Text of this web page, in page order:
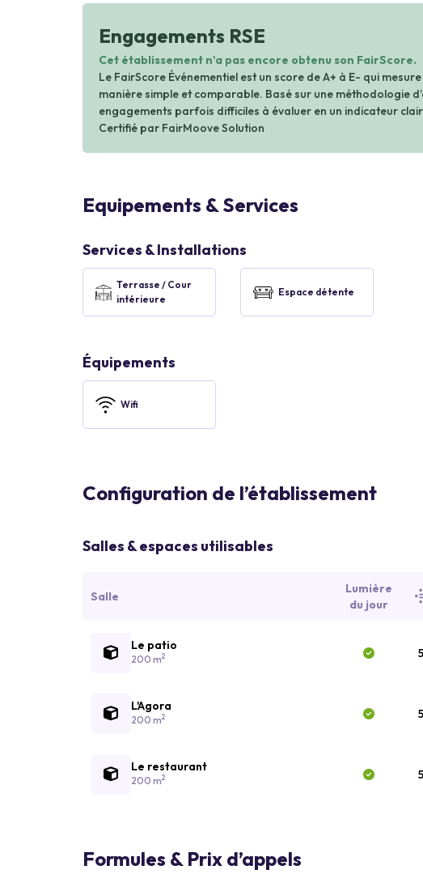
Engagements RSE
Cet établissement n'a pas encore obtenu son FairScore.
Le FairScore Événementiel est un score de A+ à E- qui
manière simple et comparable. Basé sur une méthodologie
engagements parfois difficiles à évaluer en un indicateur
Certifié par FairMoove Solution
Equipements & Services
Services & Installations
Terrasse / Cour
intérieure
Espace détente
Équipements
Wifi
Configuration de l’établissement
Salles & espaces utilisables
Salle
Lumière
du jour
Le patio
200 m2
L'Agora
200 m2
Le restaurant
200 m2
Formules & Prix d’appels